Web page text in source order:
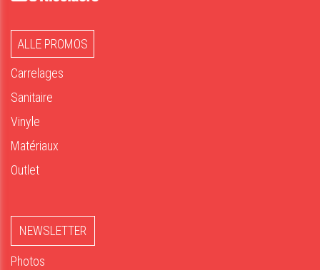
ALLE PROMOS
Carrelages
Sanitaire
Vinyle
Matériaux
Outlet
NEWSLETTER
Photos